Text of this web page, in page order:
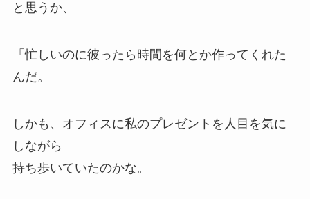
と思うか、
「忙しいのに彼ったら時間を何とか作ってくれた
んだ。
しかも、オフィスに私のプレゼントを人目を気に
しながら
持ち歩いていたのかな。